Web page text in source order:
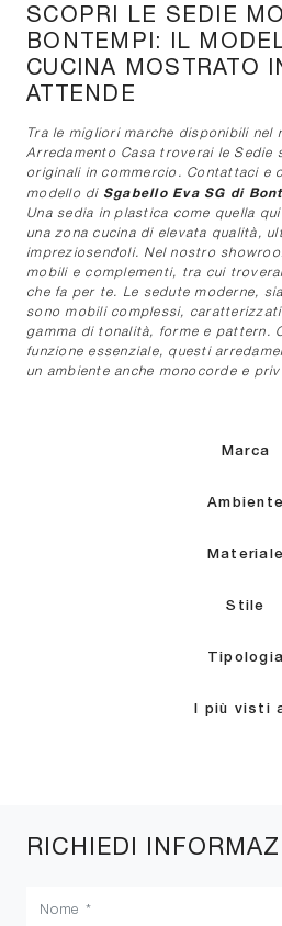
SCOPRI LE SEDIE
BONTEMPI: IL
CUCINA MOSTRATO
ATTENDE
Tra le migliori marche disponibili nel
Arredamento Casa troverai le Sedie
originali in commercio. Contattaci e
modello di Sgabello Eva SG di
Una sedia in plastica come quella
una zona cucina di elevata qualità,
impreziosendoli. Nel nostro
mobili e complementi, tra cui
che fa per te. Le sedute moderne,
sono mobili complessi,
gamma di tonalità, forme e pattern.
funzione essenziale, questi
un ambiente anche monocorde e
Marca
Ambiente
Materiale
Stile
Tipologia
I più visti
RICHIEDI